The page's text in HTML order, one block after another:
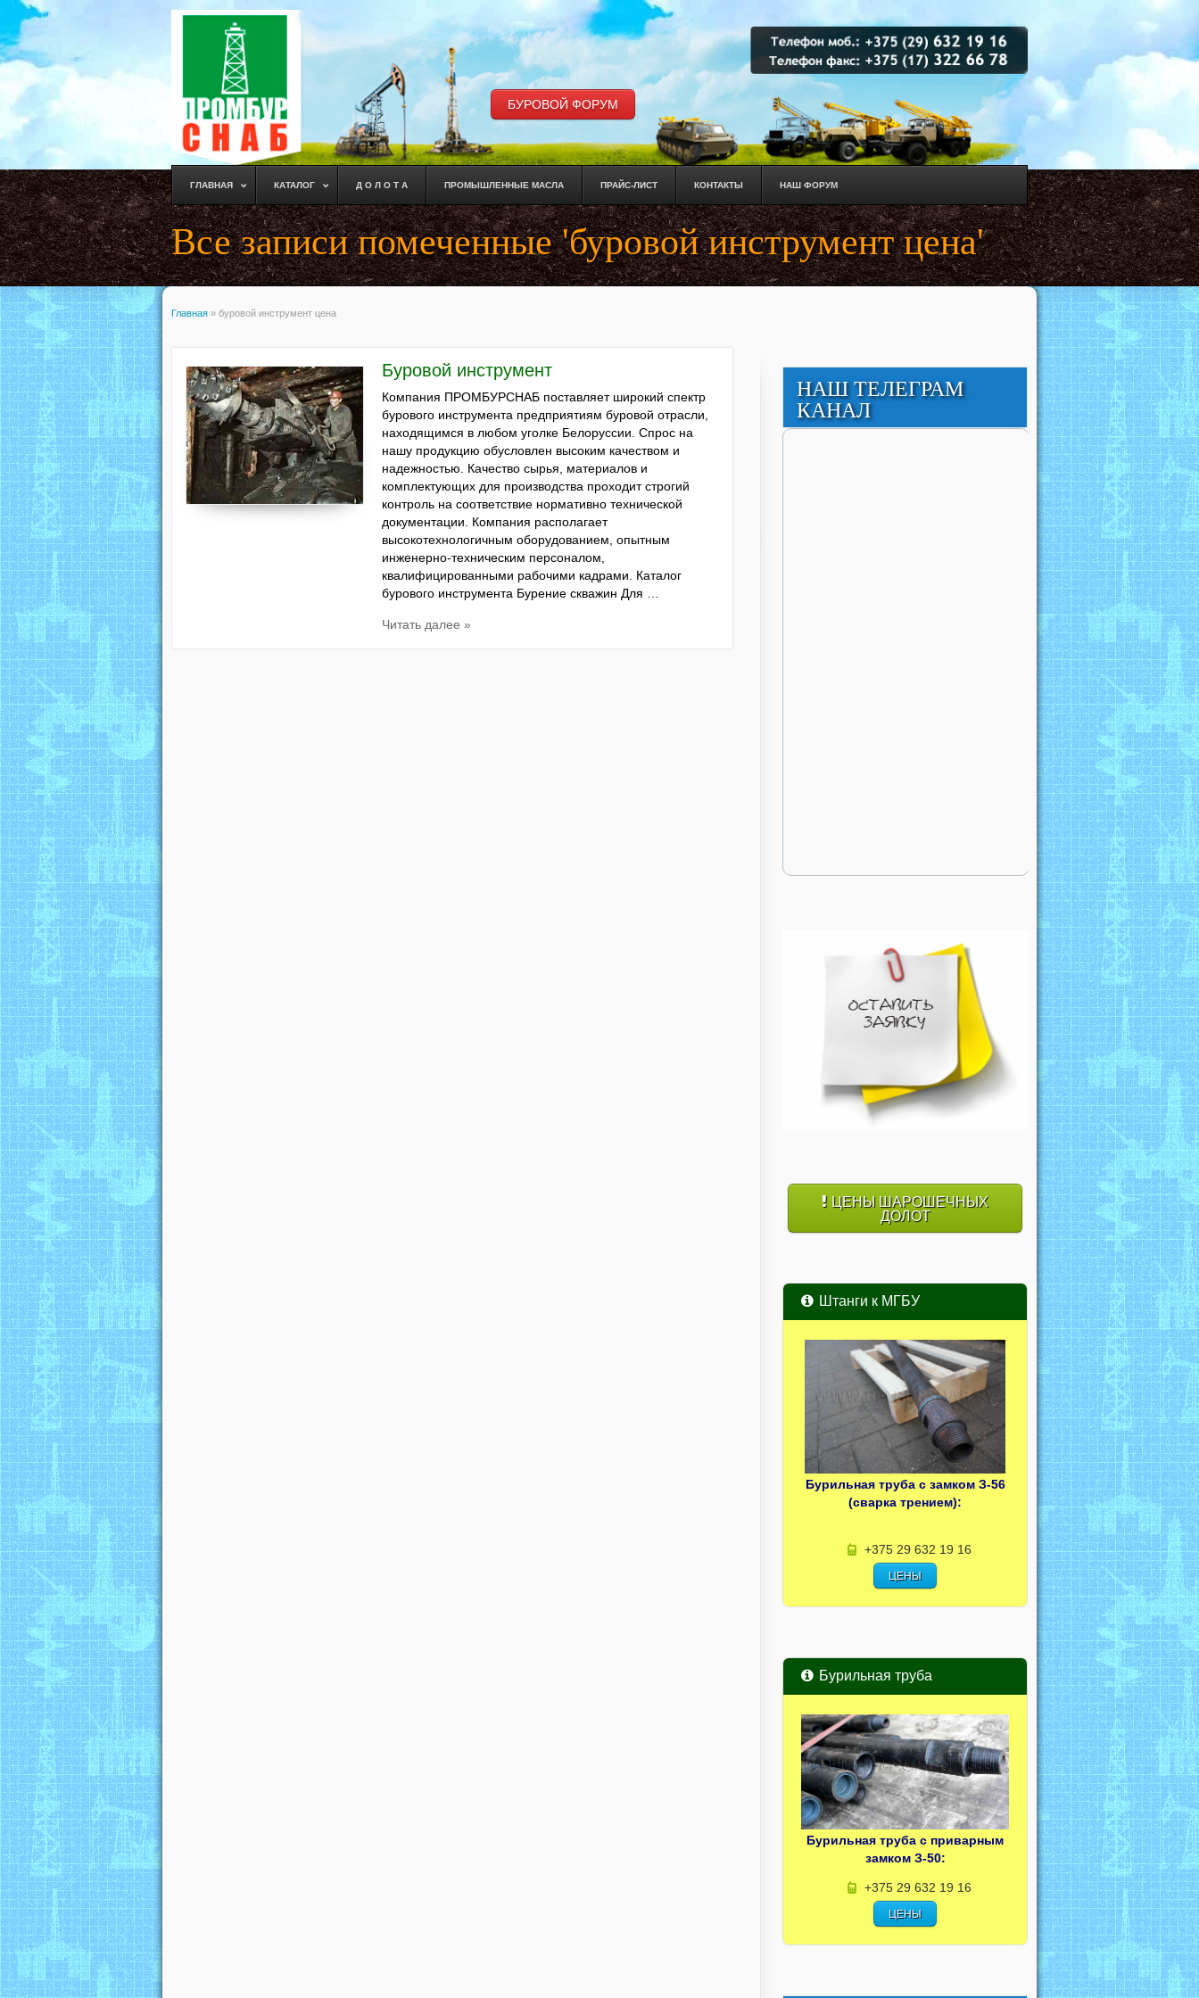
БУРОВОЙ ФОРУМ
ГЛАВНАЯ КАТАЛОГ Д О Л О Т А ПРОМЫШЛЕННЫЕ МАСЛА ПРАЙС-ЛИСТ КОНТАКТЫ НАШ ФОРУМ
Все записи помеченные 'буровой инструмент цена'
Главная » буровой инструмент цена
Буровой инструмент
Компания ПРОМБУРСНАБ поставляет широкий спектр
бурового инструмента предприятиям буровой отрасли,
находящимся в любом уголке Белоруссии. Спрос на
нашу продукцию обусловлен высоким качеством и
надежностью. Качество сырья, материалов и
комплектующих для производства проходит строгий
контроль на соответствие нормативно технической
документации. Компания располагает
высокотехнологичным оборудованием, опытным
инженерно-техническим персоналом,
квалифицированными рабочими кадрами. Каталог
бурового инструмента Бурение скважин Для …
Читать далее »
НАШ ТЕЛЕГРАМ
КАНАЛ
ЦЕНЫ ШАРОШЕЧНЫХ
ДОЛОТ
Штанги к МГБУ
Бурильная труба с замком З-56
(сварка трением):
+375 29 632 19 16
ЦЕНЫ
Бурильная труба
Бурильная труба с приварным
замком З-50:
+375 29 632 19 16
ЦЕНЫ